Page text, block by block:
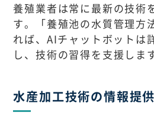
養殖業者は常に最新の技術
す。「養殖池の水質管理方
れば、AIチャットボットは
し、技術の習得を支援します
水産加工技術の情報提供